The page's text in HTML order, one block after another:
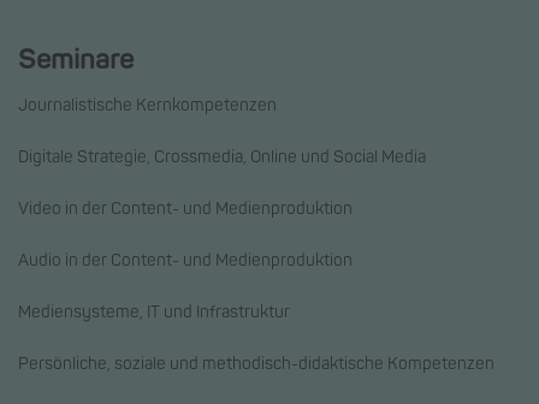
Seminare
Journalistische Kernkompetenzen
Digitale Strategie, Crossmedia, Online und Social Media
Video in der Content- und Medienproduktion
Audio in der Content- und Medienproduktion
Mediensysteme, IT und Infrastruktur
Persönliche, soziale und methodisch-didaktische Kompetenzen